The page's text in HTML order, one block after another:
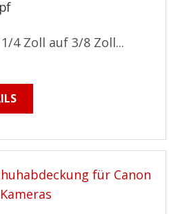
4 Zoll auf 3/8 Zoll...